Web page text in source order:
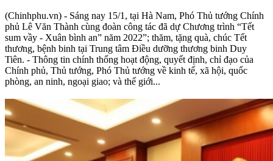
(Chinhphu.vn) - Sáng nay 15/1, tại Hà Nam, Phó Thủ tướng Chính
phủ Lê Văn Thành cùng đoàn công tác đã dự Chương trình “Tết
sum vầy - Xuân bình an” năm 2022”; thăm, tặng quà, chúc Tết
thương, bệnh binh tại Trung tâm Điều d­­­­ưỡng th­­­­ương binh Duy
Tiên. - Thông tin chính thống hoạt động, quyết định, chỉ đạo của
Chính phủ, Thủ tướng, Phó Thủ tướng về kinh tế, xã hội, quốc
phòng, an ninh, ngoại giao; và thế giới...